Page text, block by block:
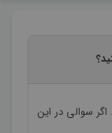
سوالی در این